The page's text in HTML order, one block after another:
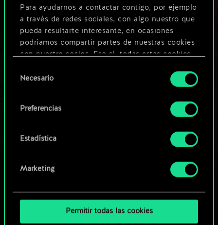
Para ayudarnos a contactar contigo, por ejemplo
a través de redes sociales, con algo nuestro que
pueda resultarte interesante, en ocasiones
podríamos compartir partes de nuestras cookies
con nuestro socios. Eso sí, todas estas cookies
Encontrarás todos los detalles sobre nuestro uso
preferencias al respecto en el menú «Ajustes» de
deNecesario
Preferencias
Estadística
Marketing
Permitir todas las cookies
ser mucho más!
Poner nombre a esta baraja y crear
comunidad